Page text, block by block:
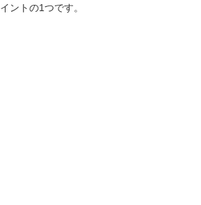
ントの1つです。